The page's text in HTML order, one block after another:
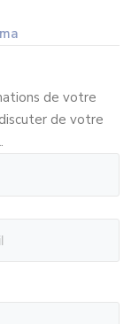
de votre
de votre